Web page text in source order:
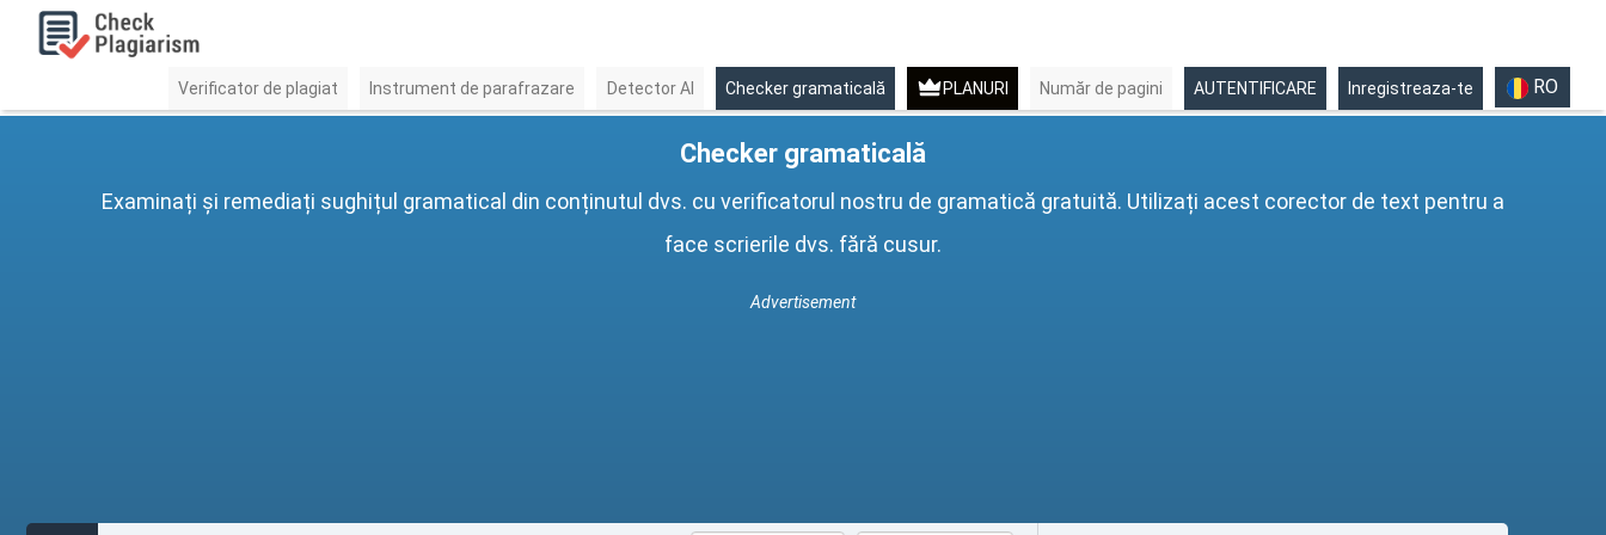
Verificator de plagiat Instrument de parafrazare Detector AI Checker gramaticală PLANURI Număr de pagini AUTENTIFICARE Inregistreaza-te RO
Checker gramaticală
Examinați și remediați sughițul gramatical din conținutul dvs. cu verificatorul nostru de gramatică gratuită. Utilizați acest corector de text pentru a
face scrierile dvs. fără cusur.
Advertisement